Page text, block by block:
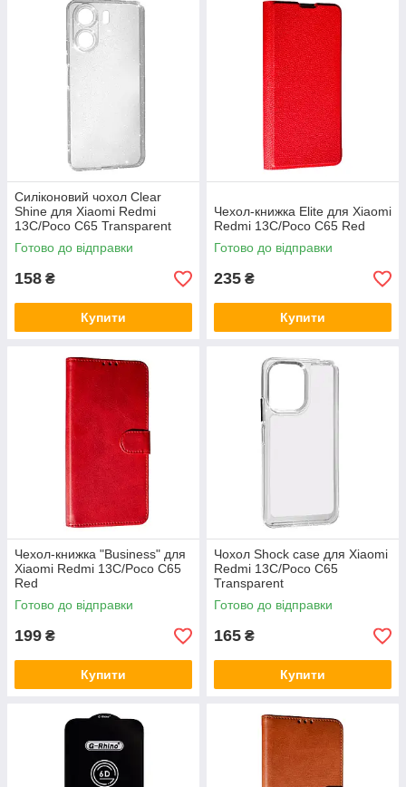
Силіконовий чохол Clear
Shine для Xiaomi Redmi
13C/Poco C65 Transparent
Готово до відправки
158 ₴
Купити
Чехол-книжка Elite для Xiaomi
Redmi 13C/Poco C65 Red
Готово до відправки
235 ₴
Купити
Чехол-книжка "Business" для
Xiaomi Redmi 13C/Poco C65
Red
Готово до відправки
199 ₴
Купити
Чохол Shock case для Xiaomi
Redmi 13C/Poco C65
Transparent
Готово до відправки
165 ₴
Купити